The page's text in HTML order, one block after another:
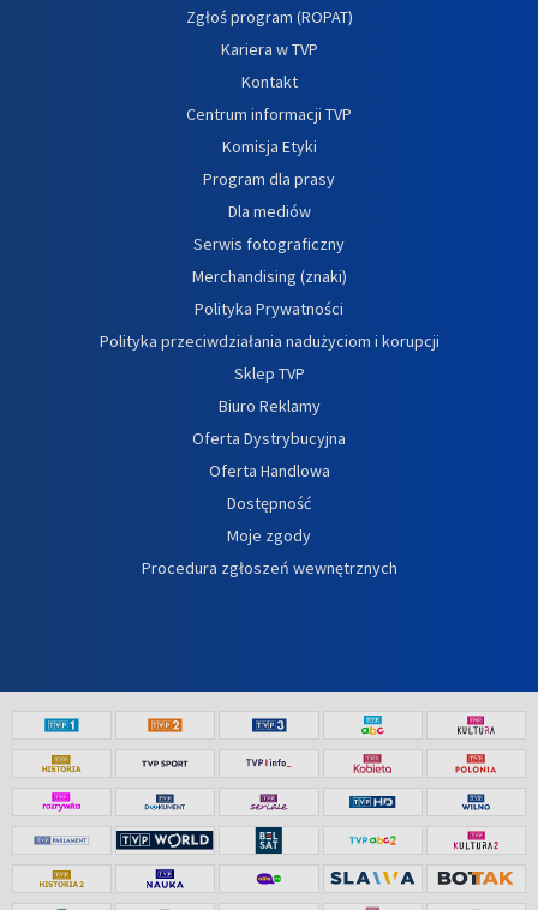
Zgłoś program (ROPAT)
Kariera w TVP
Kontakt
Centrum informacji TVP
Komisja Etyki
Program dla prasy
Dla mediów
Serwis fotograficzny
Merchandising (znaki)
Polityka Prywatności
Polityka przeciwdziałania nadużyciom i korupcji
Sklep TVP
Biuro Reklamy
Oferta Dystrybucyjna
Oferta Handlowa
Dostępność
Moje zgody
Procedura zgłoszeń wewnętrznych